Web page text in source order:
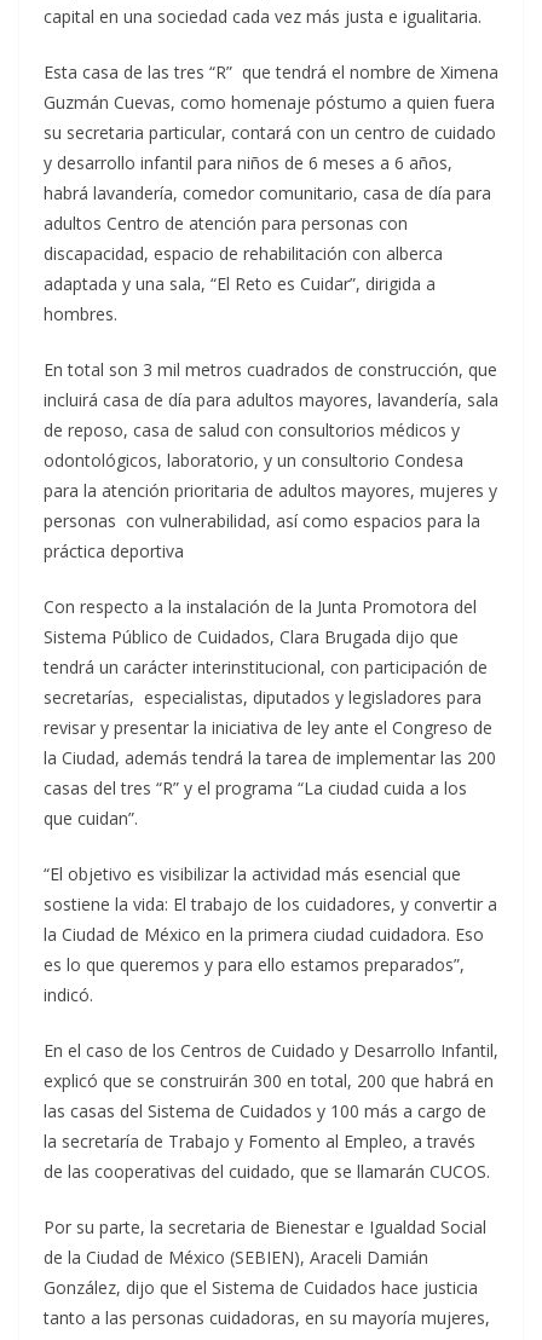
capital en una sociedad cada vez más justa e igualitaria.
Esta casa de las tres “R” que tendrá el nombre de Ximena
Guzmán Cuevas, como homenaje póstumo a quien fuera
su secretaria particular, contará con un centro de cuidado
y desarrollo infantil para niños de 6 meses a 6 años,
habrá lavandería, comedor comunitario, casa de día para
adultos Centro de atención para personas con
discapacidad, espacio de rehabilitación con alberca
adaptada y una sala, “El Reto es Cuidar”, dirigida a
hombres.
En total son 3 mil metros cuadrados de construcción, que
incluirá casa de día para adultos mayores, lavandería, sala
de reposo, casa de salud con consultorios médicos y
odontológicos, laboratorio, y un consultorio Condesa
para la atención prioritaria de adultos mayores, mujeres y
personas con vulnerabilidad, así como espacios para la
práctica deportiva
Con respecto a la instalación de la Junta Promotora del
Sistema Público de Cuidados, Clara Brugada dijo que
tendrá un carácter interinstitucional, con participación de
secretarías, especialistas, diputados y legisladores para
revisar y presentar la iniciativa de ley ante el Congreso de
la Ciudad, además tendrá la tarea de implementar las 200
casas del tres “R” y el programa “La ciudad cuida a los
que cuidan”.
“El objetivo es visibilizar la actividad más esencial que
sostiene la vida: El trabajo de los cuidadores, y convertir a
la Ciudad de México en la primera ciudad cuidadora. Eso
es lo que queremos y para ello estamos preparados”,
indicó.
En el caso de los Centros de Cuidado y Desarrollo Infantil,
explicó que se construirán 300 en total, 200 que habrá en
las casas del Sistema de Cuidados y 100 más a cargo de
la secretaría de Trabajo y Fomento al Empleo, a través
de las cooperativas del cuidado, que se llamarán CUCOS.
Por su parte, la secretaria de Bienestar e Igualdad Social
de la Ciudad de México (SEBIEN), Araceli Damián
González, dijo que el Sistema de Cuidados hace justicia
tanto a las personas cuidadoras, en su mayoría mujeres,